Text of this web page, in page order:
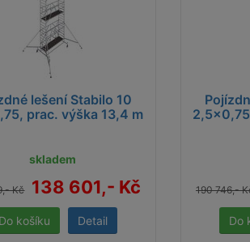
lešení Stabilo 10
prac. výška 13,4 m
skladem
Kč 138 601,- Kč
Detail
190 746,-